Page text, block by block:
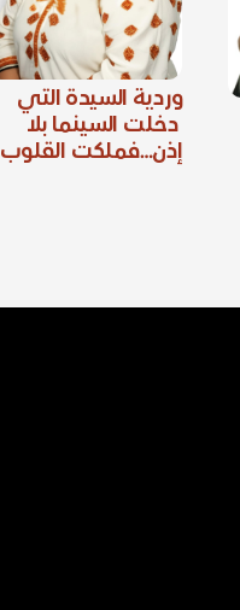
وردية السيدة التي
دخلت السينما بلا
إذن…فملكت القلوب